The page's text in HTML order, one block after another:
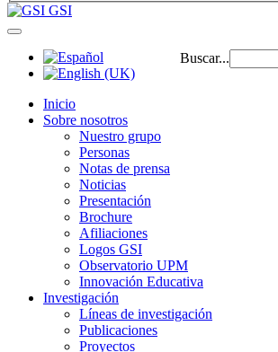
GSI
Buscar...
Inicio
Sobre nosotros
Nuestro grupo
Personas
Notas de prensa
Noticias
Presentación
Brochure
Afiliaciones
Logos GSI
Observatorio UPM
Innovación Educativa
Investigación
Líneas de investigación
Publicaciones
Proyectos